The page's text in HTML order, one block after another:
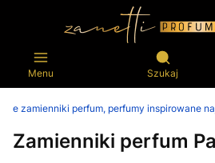
Menu
Otwórz
Szukaj
zamienniki perfum, perfumy inspirowane
Zamienniki perfum